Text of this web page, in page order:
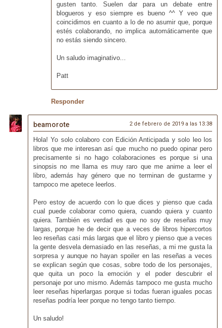
gusten tanto. Suelen dar para un debate entre
blogueros y eso siempre es bueno ^^ Y veo que
coincidimos en cuanto a lo de no asumir que, porque
estés colaborando, no implica automáticamente que
no estás siendo sincero.
Un saludo imaginativo...
Patt
Responder
beamorote 2 de febrero de 2019 a las 13:38
Hola! Yo solo colaboro con Edición Anticipada y solo leo los
libros que me interesan así que mucho no puedo opinar pero
precisamente si no hago colaboraciones es porque si una
sinopsis no me llama es muy raro que me anime a leer el
libro, además hay género que no terminan de gustarme y
tampoco me apetece leerlos.
Pero estoy de acuerdo con lo que dices y pienso que cada
cual puede colaborar como quiera, cuando quiera y cuanto
quiera. También es verdad es que no soy de reseñas muy
largas, porque he de decir que a veces de libros hipercortos
leo reseñas casi más largas que el libro y pienso que a veces
la gente desvela demasiado en las reseñas, a mi me gusta la
sorpresa y aunque no hayan spoiler en las reseñas a veces
se explican según que cosas, sobre todo de los personajes,
que quita un poco la emoción y el poder descubrir el
personaje por uno mismo. Además tampoco me gusta mucho
leer reseñas hiperlargas porque si todas fueran iguales pocas
reseñas podría leer porque no tengo tanto tiempo.
Un saludo!